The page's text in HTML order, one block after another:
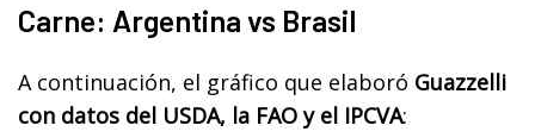
Carne: Argentina vs Brasil
A continuación, el gráfico que elaboró Guazzelli
con datos del USDA, la FAO y el IPCVA: